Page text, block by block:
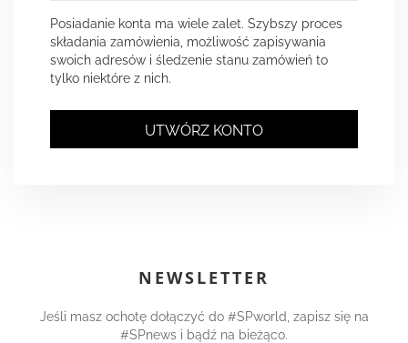
Posiadanie konta ma wiele zalet. Szybszy proces
składania zamówienia, możliwość zapisywania
swoich adresów i śledzenie stanu zamówień to
tylko niektóre z nich.
UTWÓRZ KONTO
NEWSLETTER
Jeśli masz ochotę dołączyć do #SPworld, zapisz się na
#SPnews i bądź na bieżąco.